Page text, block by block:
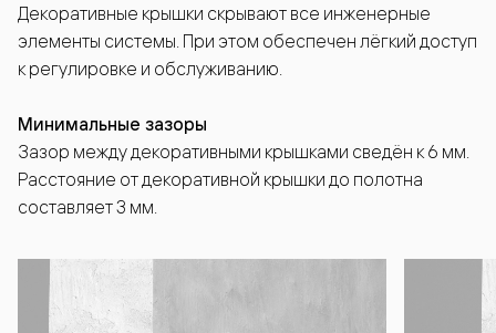
Декоративные крышки скрывают все инженерные
элементы системы. При этом обеспечен лёгкий доступ
к регулировке и обслуживанию.
Минимальные зазоры
Зазор между декоративными крышками сведён к 6 мм.
Расстояние от декоративной крышки до полотна
составляет 3 мм.